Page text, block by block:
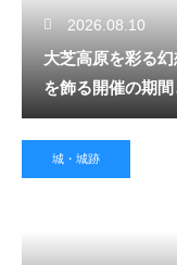
2026.08.10
大芝高原を彩る
を飾る開催の期
城・城跡